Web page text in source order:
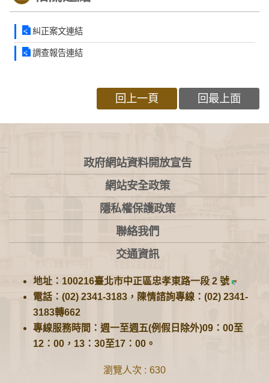
糾正案文連結
調查報告連結
回上一頁 回最上面
:::
政府網站資料開放宣告
網站安全政策
隱私權保護政策
聯絡我們
交通資訊
地址：100216臺北市中正區忠孝東路一段 2 號
電話：(02) 2341-3183，陳情諮詢專線：(02) 2341-
3183轉662
專線服務時間：週一至週五(例假日除外)09：00至
12：00，13：30至17：00。
瀏覽人次 630